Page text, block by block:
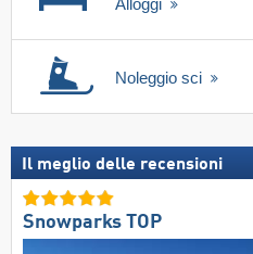
Noleggio sci
Il meglio delle recensioni
Snowparks TOP